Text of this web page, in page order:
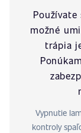
možné
trápia
Vypnutie
kontroly